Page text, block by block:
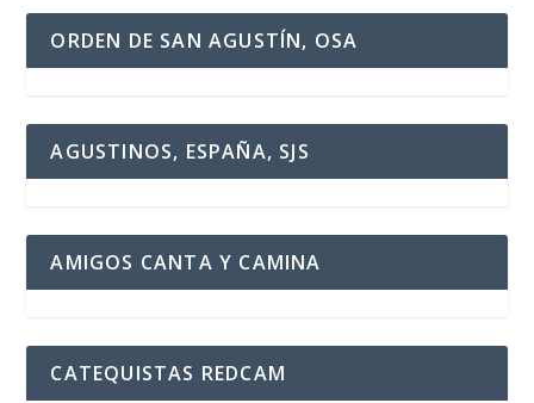
ORDEN DE SAN AGUSTÍN, OSA
AGUSTINOS, ESPAÑA, SJS
AMIGOS CANTA Y CAMINA
CATEQUISTAS REDCAM